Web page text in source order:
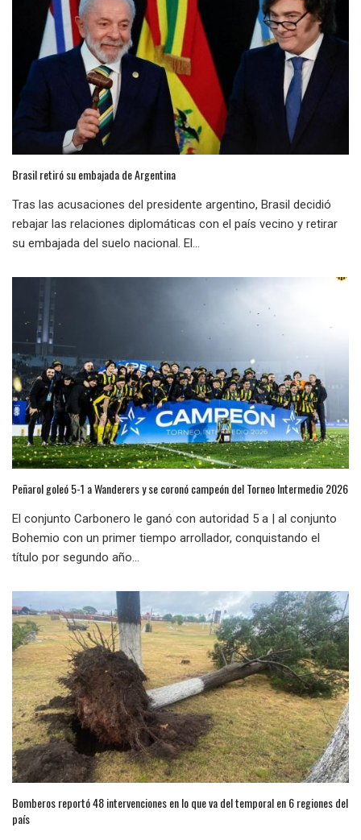
Brasil retiró su embajada de Argentina
Tras las acusaciones del presidente argentino, Brasil decidió
rebajar las relaciones diplomáticas con el país vecino y retirar
su embajada del suelo nacional. El...
Peñarol goleó 5-1 a Wanderers y se coronó campeón del Torneo Intermedio 2026
El conjunto Carbonero le ganó con autoridad 5 a | al conjunto
Bohemio con un primer tiempo arrollador, conquistando el
título por segundo año...
Bomberos reportó 48 intervenciones en lo que va del temporal en 6 regiones del
país